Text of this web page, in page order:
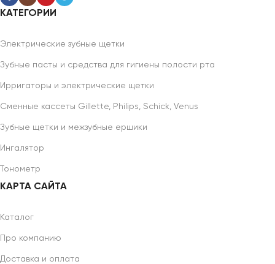
КАТЕГОРИИ
Электрические зубные щетки
Зубные пасты и средства для гигиены полости рта
Ирригаторы и электрические щетки
Сменные кассеты Gillette, Philips, Schick, Venus
Зубные щетки и межзубные ершики
Ингалятор
Тонометр
КАРТА САЙТА
Каталог
Про компанию
Доставка и оплата